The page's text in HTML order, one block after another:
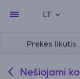
LT
Prekės likutis
Nešiojami